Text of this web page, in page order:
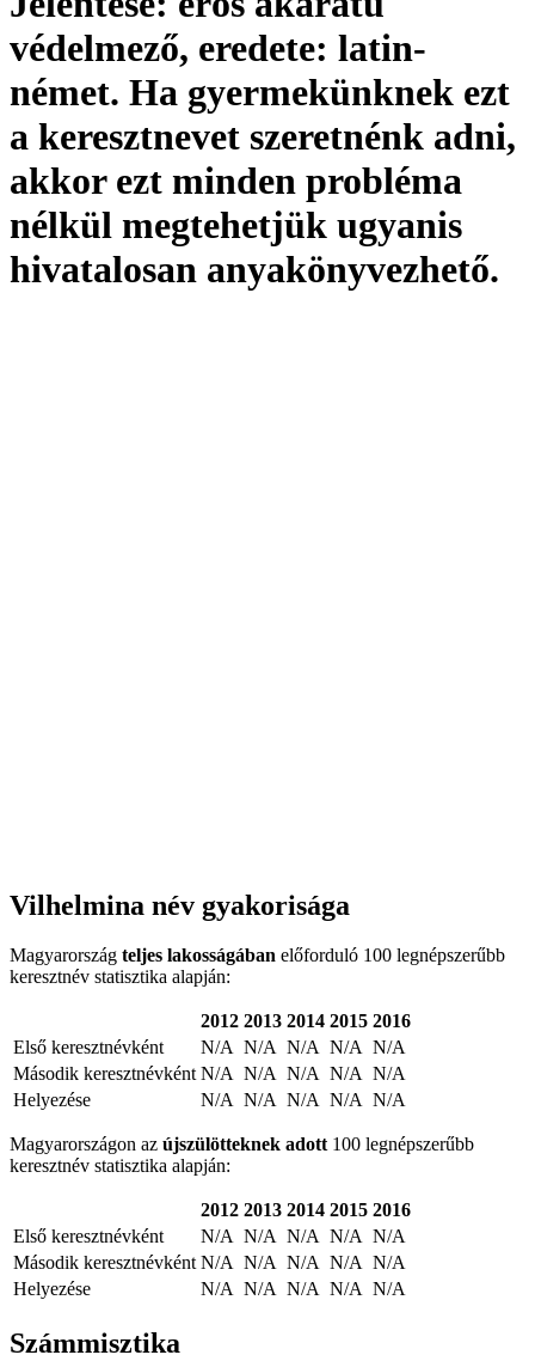
védelmező, eredete: latin-
német. Ha gyermekünknek ezt
a keresztnevet szeretnénk adni,
akkor ezt minden probléma
nélkül megtehetjük ugyanis
hivatalosan anyakönyvezhető.
Vilhelmina név gyakorisága
Magyarország teljes lakosságában előforduló 100 legnépszerűbb
keresztnév statisztika alapján:
2012 2013 2014 2015 2016
Első keresztnévként
N/A N/A N/A N/A N/A
Második keresztnévként N/A N/A N/A N/A N/A
Helyezése
N/A N/A N/A N/A N/A
Magyarországon az újszülötteknek adott100 legnépszerűbb
keresztnév statisztika alapján:
2012 2013 2014 2015 2016
Első keresztnévként
N/A N/A N/A N/A N/A
Második keresztnévként N/A N/A N/A N/A N/A
Helyezése
N/A N/A N/A N/A N/A
Számmisztika